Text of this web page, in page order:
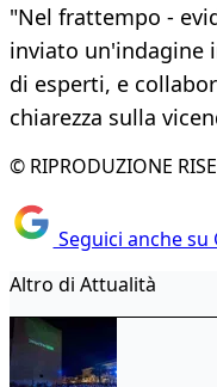
"Nel frattempo -
inviato un'indagine
di esperti, e
chiarezza sulla
© RIPRODUZIONE
Seguici anche
Altro di Attualità